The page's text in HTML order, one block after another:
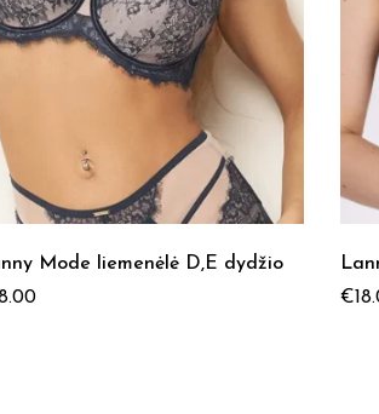
Mode liemenėlė D,E dydžio
€